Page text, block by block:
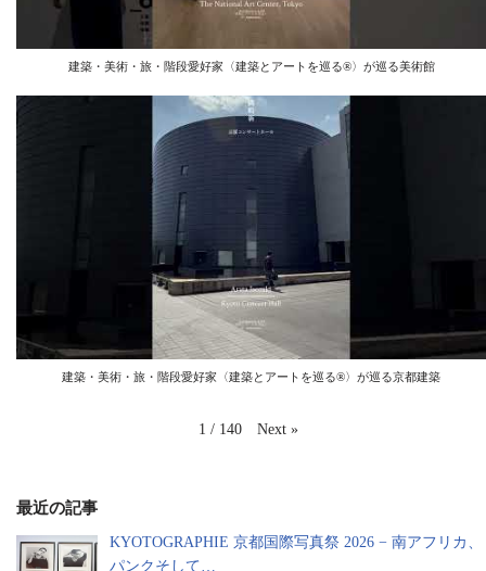
建築・美術・旅・階段愛好家〈建築とアートを巡る®︎〉が巡る美術館
建築・美術・旅・階段愛好家〈建築とアートを巡る®️〉が巡る京都建築
1 / 140 Next »
最近の記事
KYOTOGRAPHIE 京都国際写真祭 2026 − 南アフリカ、
パンクそして…